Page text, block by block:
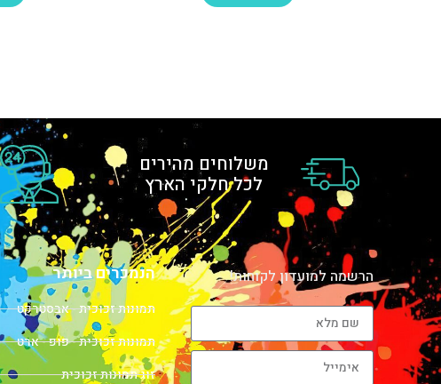
משלוחים מהירים
לכל חלקי הארץ
הרשמה למועדון לקוחות! הנמכרים ביותר
תמונות זכוכית - אבסטרקט
תמונות זכוכית - פופ - ארט
זוג תמונות זכוכית